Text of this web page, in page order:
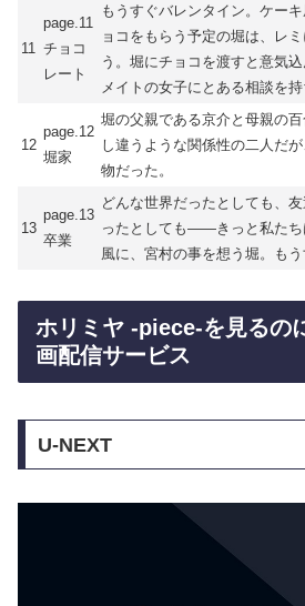
11
page.11
チョコ
レート
もうすぐバレンタイン。ケー
ョコをもらう予定の堀は、レ
う。堀にチョコを渡すと意気
メイトの女子にとある相談を持
12
page.12
堀家
堀の父親である京介と母親の
し違うような関係性の二人だ
物だった。
13
page.13
卒業
どんな世界だったとしても、
ったとしても――きっと私たち
風に、宮村の事を想う堀。もう
ホリミヤ -piece-を見るの
画配信サービス
U-NEXT